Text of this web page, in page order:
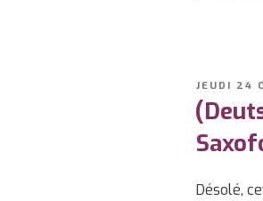
PUBLIÉ
LE
JEUDI 24
Désolé,